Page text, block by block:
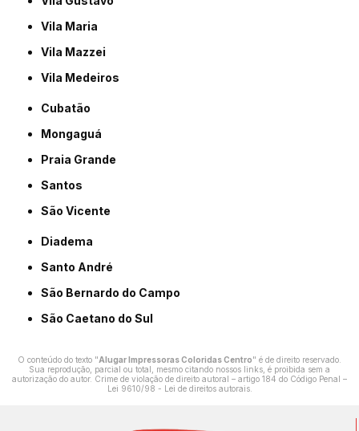
Vila Maria
Vila Mazzei
Vila Medeiros
Cubatão
Mongaguá
Praia Grande
Santos
São Vicente
Diadema
Santo André
São Bernardo do Campo
São Caetano do Sul
O conteúdo do texto "Alugar Impressoras Coloridas Centro" é de direito reservado.
Sua reprodução, parcial ou total, mesmo citando nossos links, é proibida sem a
autorização do autor. Crime de violação de direito autoral – artigo 184 do Código Penal –
Lei 9610/98 - Lei de direitos autorais.